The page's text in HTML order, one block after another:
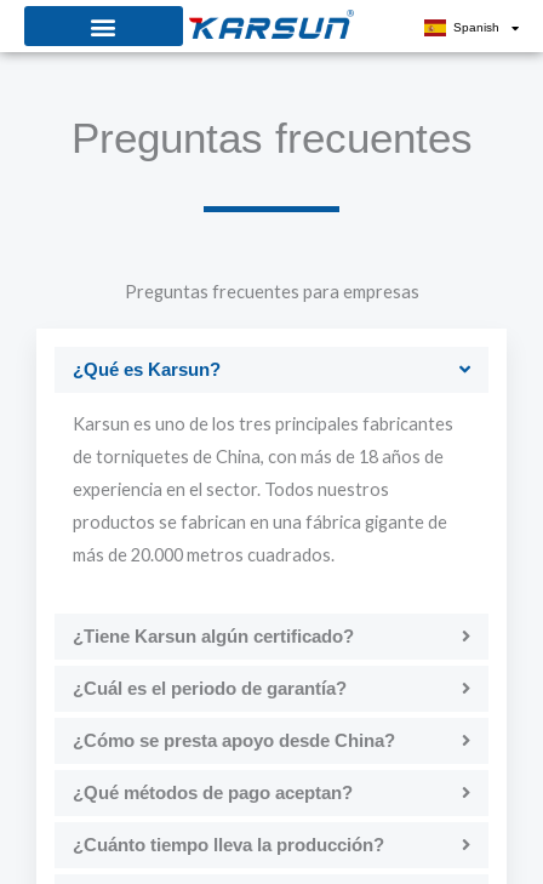
al
Spanish
Preguntas frecuentes
Preguntas frecuentes para empresas
¿Qué es Karsun?
Karsun es uno de los tres principales fabricantes
de torniquetes de China, con más de 18 años de
experiencia en el sector. Todos nuestros
productos se fabrican en una fábrica gigante de
más de 20.000 metros cuadrados.
¿Tiene Karsun algún certificado?
¿Cuál es el periodo de garantía?
¿Cómo se presta apoyo desde China?
¿Qué métodos de pago aceptan?
¿Cuánto tiempo lleva la producción?